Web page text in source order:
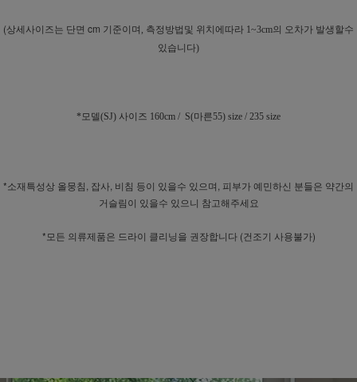
(상세사이즈는 단면 cm 기준이며 , 측정방법및 위치에따라 1~3cm의 오차가 발생할수
있습니다)
*모델(SJ) 사이즈 160cm / S(마른55) size / 235 size
*소재특성상 올뭉침, 잡사, 비침 등이 있을수 있으며, 피부가 예민하신 분들은 약간의
거슬림이 있을수 있으니 참고해주세요
*모든 의류제품은 드라이 클리닝을 권장합니다 (건조기 사용불가)